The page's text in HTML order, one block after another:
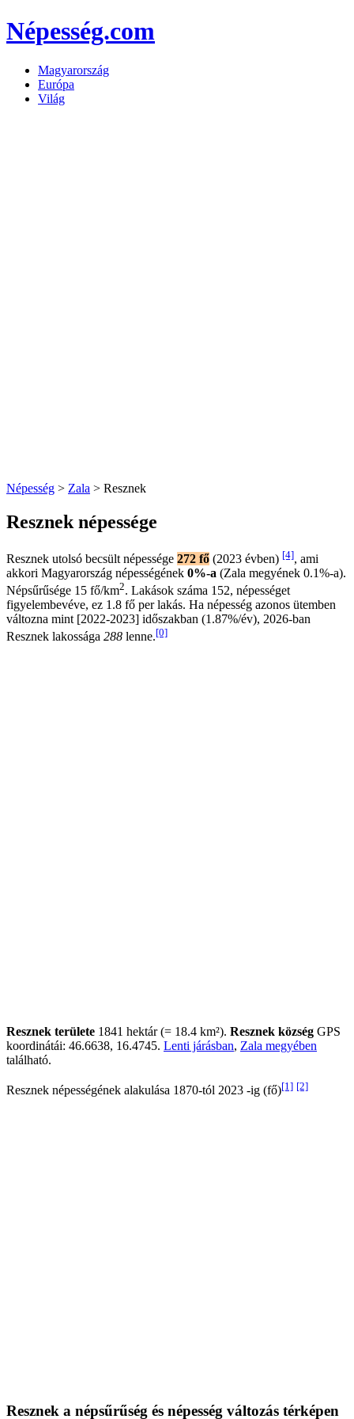
Népesség.com
Magyarország
Európa
Világ
Népesség > Zala > Resznek
Resznek népessége
Resznek utolsó becsült népessége 272 fő (2023 évben) [4], ami
akkori Magyarország népességének 0%-a (Zala megyének 0.1%-a).
Népsűrűsége 15 fő/km2. Lakások száma 152, népességet
figyelembevéve, ez 1.8 fő per lakás. Ha népesség azonos ütemben
változna mint [2022-2023] időszakban (1.87%/év), 2026-ban
Resznek lakossága 288 lenne.[0]
Resznek területe 1841 hektár (= 18.4 km²). Resznek község GPS
koordinátái: 46.6638, 16.4745. Lenti járásban, Zala megyében
található.
Resznek népességének alakulása 1870-tól 2023 -ig (fő)[1] [2]
Resznek a népsűrűség és népesség változás térképen